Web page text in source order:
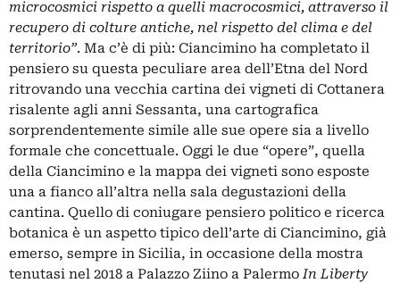
microcosmici rispetto a quelli macrocosmici, attraverso il
recupero di colture antiche, nel rispetto del clima e del
territorio”. Ma c’è di più: Ciancimino ha completato il
pensiero su questa peculiare area dell’Etna del Nord
ritrovando una vecchia cartina dei vigneti di Cottanera
risalente agli anni Sessanta, una cartografica
sorprendentemente simile alle sue opere sia a livello
formale che concettuale. Oggi le due “opere”, quella
della Ciancimino e la mappa dei vigneti sono esposte
una a fianco all’altra nella sala degustazioni della
cantina. Quello di coniugare pensiero politico e ricerca
botanica è un aspetto tipico dell’arte di Ciancimino, già
emerso, sempre in Sicilia, in occasione della mostra
tenutasi nel 2018 a Palazzo Ziino a PalermoIn Liberty